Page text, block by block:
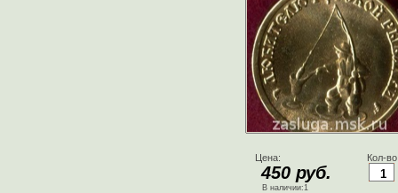
Цена:
450 руб.
В наличии:1
Кол-